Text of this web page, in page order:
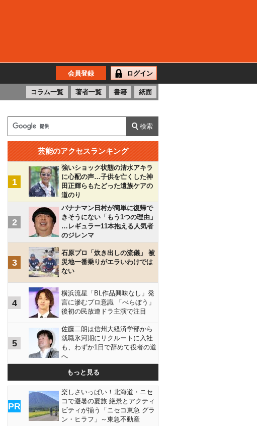
会員登録 ログイン
コラム一覧 著者一覧 書籍 紙面
芸能のアクセスランキング
1
強いショック状態の清水アキラ
に心配の声…子供を亡くした神
田正輝らもたどった遺族ケアの
道のり
2
バナナマン日村が簡単に復帰で
きそうにない「もう1つの理由」
…レギュラー11本抱える人気者
のジレンマ
3
石原プロ「炊き出しの流儀」 被
災地一番乗りがエラいわけでは
ない
4
横浜流星「BL作品興味なし」発
言に滲むプロ意識 「べらぼう」
後初の民放連ドラ主演で注目
5
佐藤二朗は信州大経済学部から
就職氷河期にリクルートに入社
も、わずか1日で辞めて役者の道
へ
もっと見る
PR
楽しさいっぱい！北海道・ニセ
コで避暑の夏旅 絶景とアクティ
ビティが揃う「ニセコ東急 グラ
ン・ヒラフ」～東急不動産